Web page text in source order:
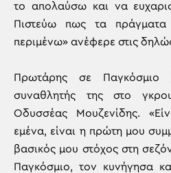
το απολαύσω και να
Πιστεύω πως τα
περιμένω» ανέφερε στις
Πρωτάρης σε Παγκόσμιο
συναθλητής της στο
Οδυσσέας Μουζενίδης.
εμένα, είναι η πρώτη μου
βασικός μου στόχος στη
Παγκόσμιο, τον κυνήγησα